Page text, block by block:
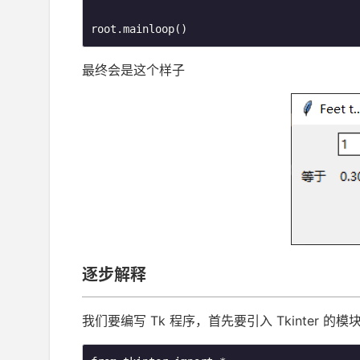
root.mainloop()
最终会是这个样子
逐步解释
我们要编写 Tk 程序，首先要引入 Tk­in­ter 的模